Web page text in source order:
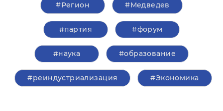
#Регион #Медведев
#партия #форум
#наука #образование
#реиндустриализация #Экономика